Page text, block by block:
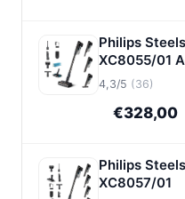
Philips
XC8055/01
4,3/5 (36)
€328,00
Philips
XC8057/01